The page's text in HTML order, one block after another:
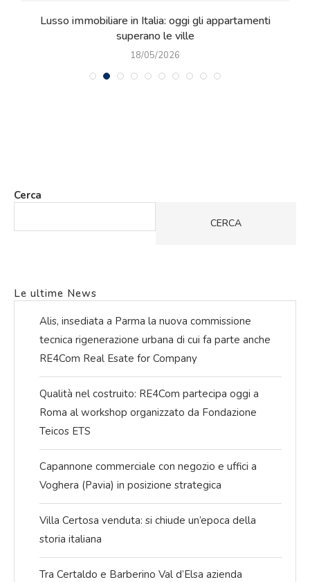
Lusso immobiliare in Italia: oggi gli appartamenti
superano le ville
18/05/2026
Cerca
CERCA
Le ultime News
Alis, insediata a Parma la nuova commissione
tecnica rigenerazione urbana di cui fa parte anche
RE4Com Real Esate for Company
Qualità nel costruito: RE4Com partecipa oggi a
Roma al workshop organizzato da Fondazione
Teicos ETS
Capannone commerciale con negozio e uffici a
Voghera (Pavia) in posizione strategica
Villa Certosa venduta: si chiude un’epoca della
storia italiana
Tra Certaldo e Barberino Val d’Elsa azienda